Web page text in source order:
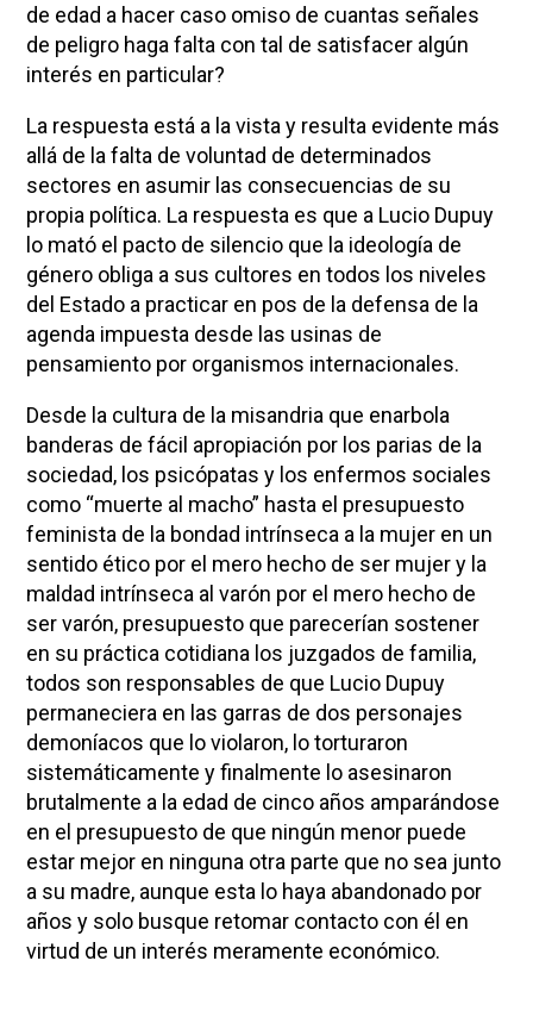
de edad a hacer caso omiso de cuantas señales
de peligro haga falta con tal de satisfacer algún
interés en particular?
La respuesta está a la vista y resulta evidente más
allá de la falta de voluntad de determinados
sectores en asumir las consecuencias de su
propia política. La respuesta es que a Lucio Dupuy
lo mató el pacto de silencio que la ideología de
género obliga a sus cultores en todos los niveles
del Estado a practicar en pos de la defensa de la
agenda impuesta desde las usinas de
pensamiento por organismos internacionales.
Desde la cultura de la misandria que enarbola
banderas de fácil apropiación por los parias de la
sociedad, los psicópatas y los enfermos sociales
como “muerte al macho” hasta el presupuesto
feminista de la bondad intrínseca a la mujer en un
sentido ético por el mero hecho de ser mujer y la
maldad intrínseca al varón por el mero hecho de
ser varón, presupuesto que parecerían sostener
en su práctica cotidiana los juzgados de familia,
todos son responsables de que Lucio Dupuy
permaneciera en las garras de dos personajes
demoníacos que lo violaron, lo torturaron
sistemáticamente y finalmente lo asesinaron
brutalmente a la edad de cinco años amparándose
en el presupuesto de que ningún menor puede
estar mejor en ninguna otra parte que no sea junto
a su madre, aunque esta lo haya abandonado por
años y solo busque retomar contacto con él en
virtud de un interés meramente económico.